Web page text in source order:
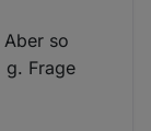
so
g. Frage